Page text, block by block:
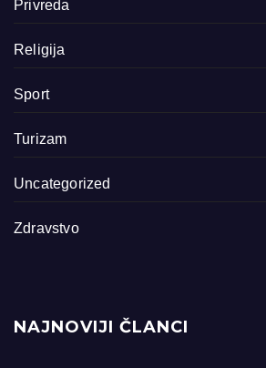
Privreda
Religija
Sport
Turizam
Uncategorized
Zdravstvo
NAJNOVIJI ČLANCI